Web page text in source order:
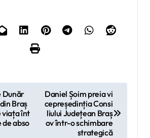
Dunăr
Braș
viața înt
de abso
Daniel Șoim preia vi
cepreședinția Consi
liului Județean Braș
ov într-o schimbare
strategică